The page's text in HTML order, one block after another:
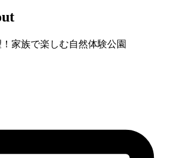
家族で楽しむ自然体験公園